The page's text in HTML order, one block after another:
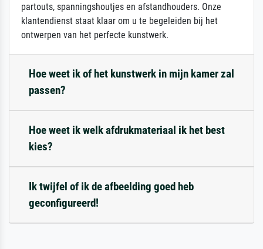
partouts, spanningshoutjes en afstandhouders. Onze
klantendienst staat klaar om u te begeleiden bij het
ontwerpen van het perfecte kunstwerk.
Hoe weet ik of het kunstwerk in mijn kamer zal
passen?
Hoe weet ik welk afdrukmateriaal ik het best
kies?
Ik twijfel of ik de afbeelding goed heb
geconfigureerd!